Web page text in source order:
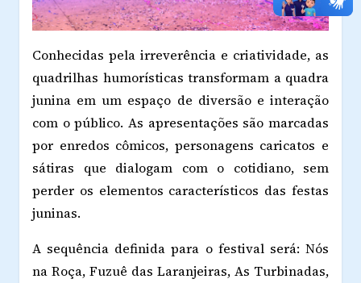
Conhecidas pela irreverência e criatividade, as
quadrilhas humorísticas transformam a quadra
junina em um espaço de diversão e interação
com o público. As apresentações são marcadas
por enredos cômicos, personagens caricatos e
sátiras que dialogam com o cotidiano, sem
perder os elementos característicos das festas
juninas.
A sequência definida para o festival será: Nós
na Roça, Fuzuê das Laranjeiras, As Turbinadas,